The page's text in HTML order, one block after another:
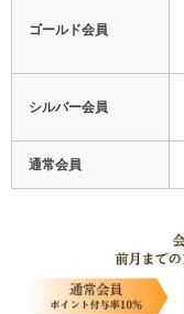
ゴールド会員
シルバー会員
通常会員